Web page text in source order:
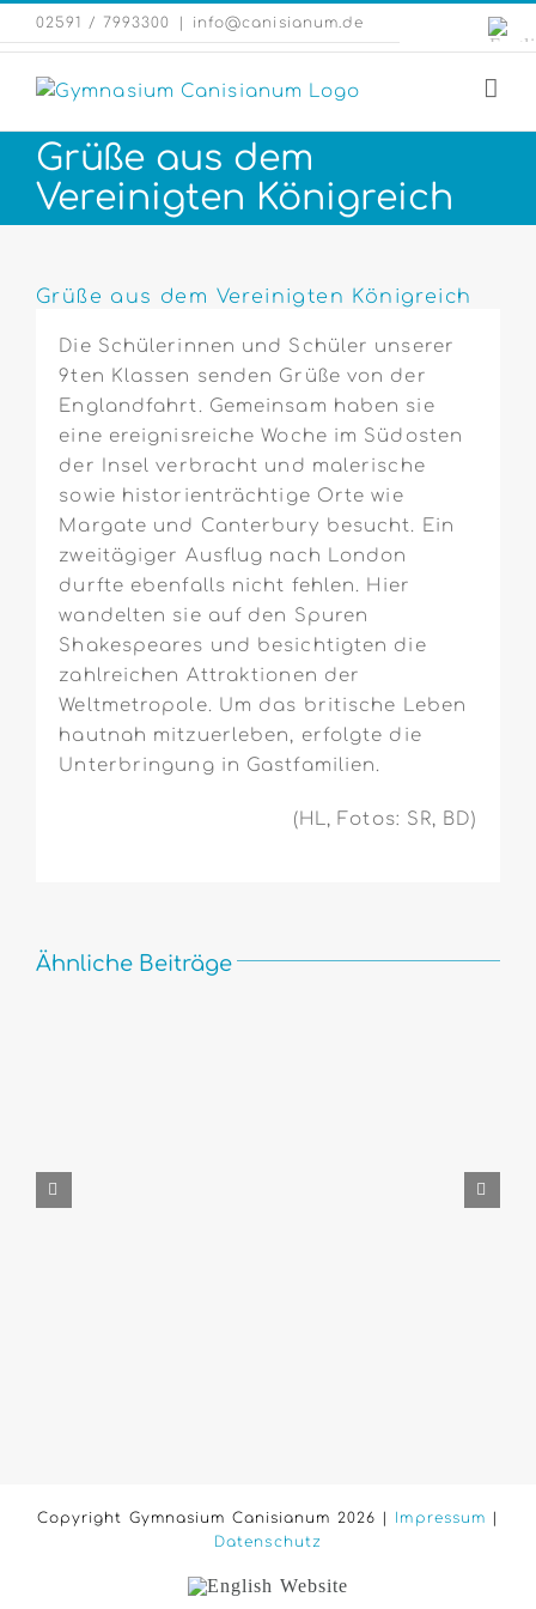
Zum
Inhalt
springen
02591 / 7993300 info@canisianum.de
Grüße aus dem
Vereinigten Königreich
grösseres
Grüße aus dem Vereinigten Königreich
Die Schülerinnen und Schüler unserer
9ten Klassen senden Grüße von der
Englandfahrt. Gemeinsam haben sie
eine ereignisreiche Woche im Südosten
der Insel verbracht und malerische
sowie historienträchtige Orte wie
Margate und Canterbury besucht. Ein
zweitägiger Ausflug nach London
durfte ebenfalls nicht fehlen. Hier
wandelten sie auf den Spuren
Shakespeares und besichtigten die
zahlreichen Attraktionen der
Weltmetropole. Um das britische Leben
hautnah mitzuerleben, erfolgte die
Unterbringung in Gastfamilien.
(HL, Fotos: SR, BD)
Ähnliche Beiträge
Copyright Gymnasium Canisianum 2026 | Impressum |
Datenschutz
English